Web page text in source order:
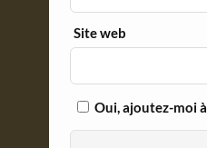
Site web
Oui, ajoutez-moi